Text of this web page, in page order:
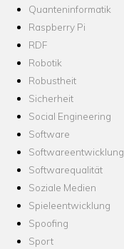
Quanteninformatik
Raspberry Pi
RDF
Robotik
Robustheit
Sicherheit
Social Engineering
Software
Softwareentwicklung
Softwarequalität
Soziale Medien
Spieleentwicklung
Spoofing
Sport